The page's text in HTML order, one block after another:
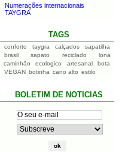
Numerações internacionais
TAYGRA
TAGS
conforto taygra calçados
sapatilha
brasil
sapato reciclado
lona
caminhão
ecologico artesanal
bota
VEGAN botinha cano alto estilo
BOLETIM DE NOTICIAS